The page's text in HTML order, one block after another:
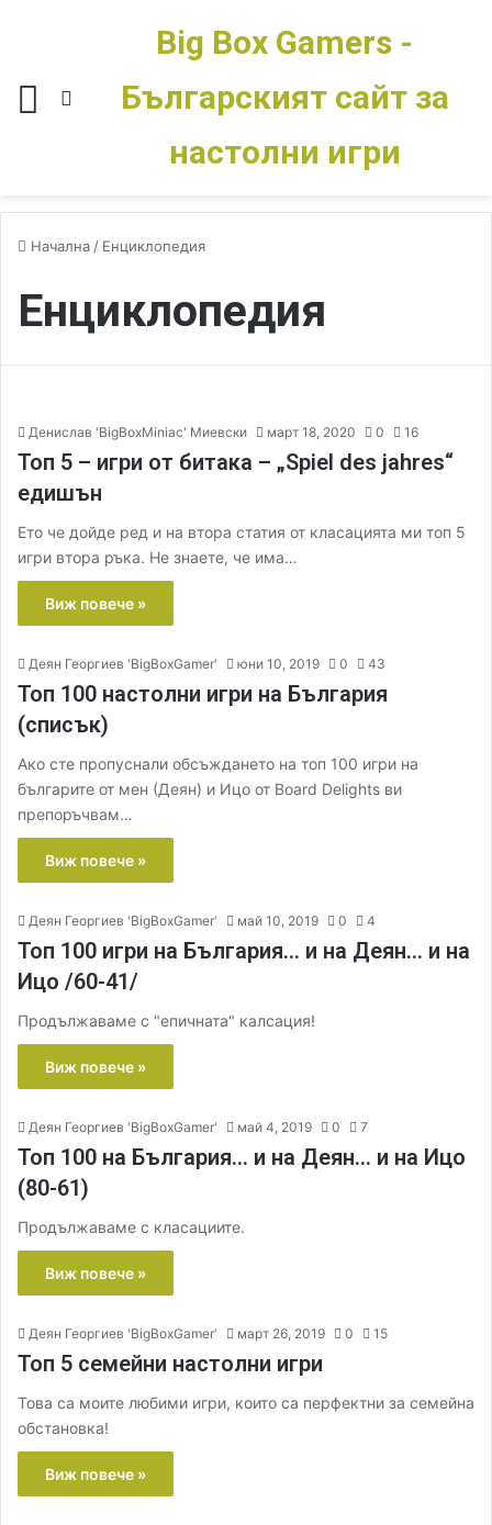
Меню Switch skin
Big Box Gamers -
Българският сайт за
настолни игри
Начална / Енциклопедия
Енциклопедия
Денислав 'BigBoxMiniac' Миевски март 18, 2020 0 16
Топ 5 – игри от битака – „Spiel des jahres“
едишън
Ето че дойде ред и на втора статия от класацията ми топ 5
игри втора ръка. Не знаете, че има…
Виж повече »
Деян Георгиев 'BigBoxGamer' юни 10, 2019 0 43
Топ 100 настолни игри на България
(списък)
Ако сте пропуснали обсъждането на топ 100 игри на
българите от мен (Деян) и Ицо от Board Delights ви
препоръчвам…
Виж повече »
Деян Георгиев 'BigBoxGamer' май 10, 2019 0 4
Топ 100 игри на България… и на Деян… и на
Ицо /60-41/
Продължаваме с "епичната" калсация!
Виж повече »
Деян Георгиев 'BigBoxGamer' май 4, 2019 0 7
Топ 100 на България… и на Деян… и на Ицо
(80-61)
Продължаваме с класациите.
Виж повече »
Деян Георгиев 'BigBoxGamer' март 26, 2019 0 15
Топ 5 семейни настолни игри
Това са моите любими игри, които са перфектни за семейна
обстановка!
Виж повече »